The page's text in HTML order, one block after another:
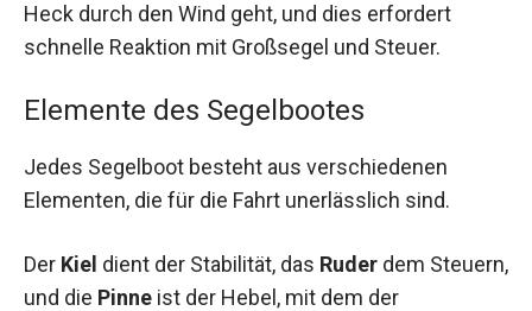
Heck durch den Wind geht, und dies erfordert
schnelle Reaktion mit Großsegel und Steuer.
Elemente des Segelbootes
Jedes Segelboot besteht aus verschiedenen
Elementen, die für die Fahrt unerlässlich sind.
Der Kiel dient der Stabilität, das Ruder dem Steuern,
und die Pinne ist der Hebel, mit dem der